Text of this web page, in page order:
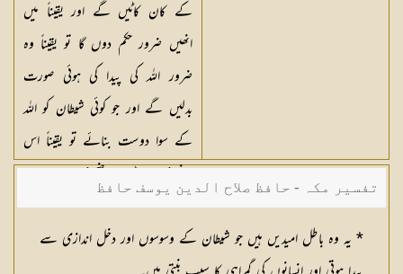
کے کان کاٹیں گے اور یقیناً میں
انھیں ضرور حکم دوں گا تو یقیناً وہ
ضرور اللہ کی پیدا کی ہوئی صورت
بدلیں گے اور جو کوئی شیطان کو اللہ
کے سوا دوست بنائے تو یقیناً اس
نے خسارہ اٹھایا، واضح خسارہ۔
تفسیر مکہ - حافظ صلاح الدین یوسف حافظ
* یہ وہ باطل امیدیں ہیں جو شیطان کے وسوسوں اور دخل اندازی سے